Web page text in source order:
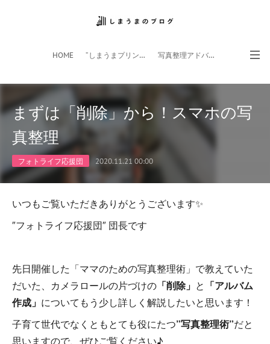
HOME ”しまうまプリント”サイト 写真整理アドバイザー
フォトライフ応援団 スマホアプリ
まずは「削除」から！スマホの写
真整理
フォトライフ応援団 2020.11.21 00:00
いつもご覧いただきありがとうございます✨
″フォトライフ応援団″ 団長です
先日開催した「ママのための写真整理術」で教えていた
だいた、カメラロールの片づけの 「削除」 と 「アルバム
作成」 についてもう少し詳しく解説したいと思います！
子育て世代でなくともとても役にたつ”写真整理術”だと
思いますので、ぜひご覧ください♪